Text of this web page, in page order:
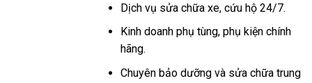
Dịch vụ sửa chữa xe, cứu hộ 24/7.
Kinh doanh phụ tùng, phụ kiện chính
hãng.
Chuyên bảo dưỡng và sửa chữa trung